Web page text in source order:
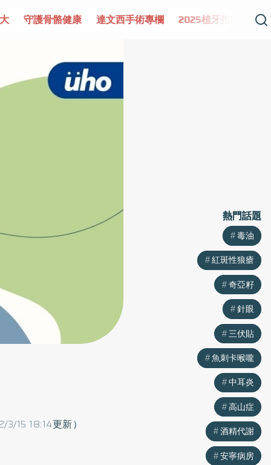
康 達文西手術專欄 2025植牙指南 漸凍不孤單 愛
15 18:14更新）
熱門話題
毒油
紅斑性狼瘡
奇亞籽
針眼
三伏貼
魚刺卡喉嚨
中耳炎
高山症
酒精代謝
安寧病房
熱門話題
毒油
紅斑性狼瘡
奇亞籽
針眼
三伏貼
魚刺卡喉嚨
中耳炎
高山症
酒精代謝
安寧病房